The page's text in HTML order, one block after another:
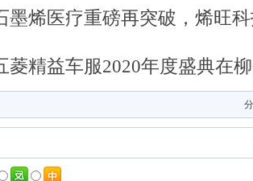
墨烯医疗重磅再突破，烯旺
菱精益车服2020年度盛典在